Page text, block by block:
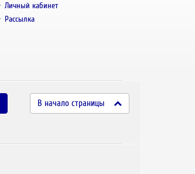
Личный кабинет
Рассылка
В начало страницы